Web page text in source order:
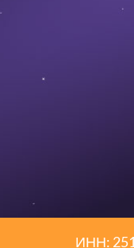
ИНН: